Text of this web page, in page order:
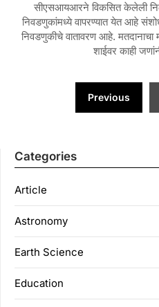
सीएसआयआरने विकसित केलेली
निवडणुकांमध्ये वापरण्यात येत आहे
निवडणुकीचे वातावरण आहे. मतदानाचा
शाईवर काही
navigation
Previous
Categories
Article
Astronomy
Earth Science
Education